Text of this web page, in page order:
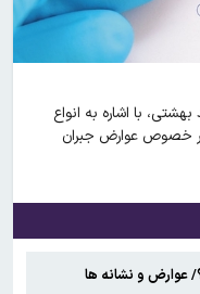
با اشاره به انواع
در خصوص عوارض جبران
عوارض و نشانه ها